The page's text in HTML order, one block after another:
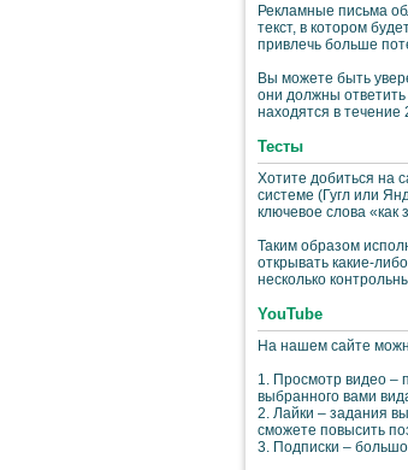
Рекламные письма
текст, в котором
привлечь больше
Вы можете быть
они должны ответить
находятся в течение
Тесты
Хотите добиться на
системе (Гугл или
ключевое слова «как
Таким образом
открывать какие-
несколько
YouTube
На нашем сайте
1. Просмотр видео –
выбранного вами
2. Лайки – задания
сможете повысить
3. Подписки –